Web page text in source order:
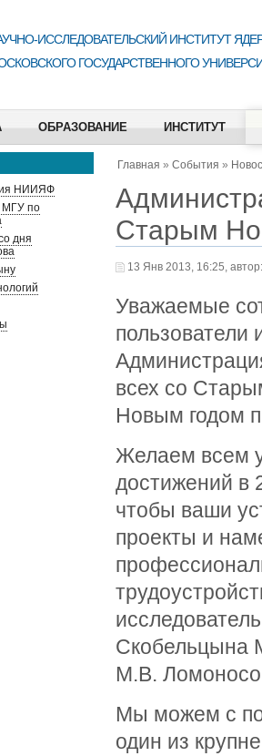
ИССЛЕДОВАТЕЛЬСКИЙ ИНСТИТУТ
ГОСУДАРСТВЕННОГО
ОБРАЗОВАНИЕ ИНСТИТУТ
НИИЯФ
по
дня
Главная » События »
Старым
13 Янв 2013, 16:25,
Уважаемые
пользователи
всех со
Новым годом
Желаем всем
достижений в
чтобы ваши
проекты и
Скобельцына
М.В.
Мы можем с
один из